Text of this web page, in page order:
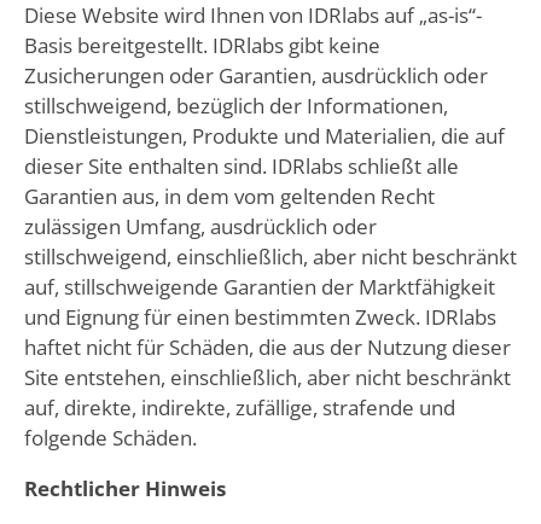
Diese Website wird Ihnen von IDRlabs auf „as-is“-
Basis bereitgestellt. IDRlabs gibt keine
Zusicherungen oder Garantien, ausdrücklich oder
stillschweigend, bezüglich der Informationen,
Dienstleistungen, Produkte und Materialien, die auf
dieser Site enthalten sind. IDRlabs schließt alle
Garantien aus, in dem vom geltenden Recht
zulässigen Umfang, ausdrücklich oder
stillschweigend, einschließlich, aber nicht beschränkt
auf, stillschweigende Garantien der Marktfähigkeit
und Eignung für einen bestimmten Zweck. IDRlabs
haftet nicht für Schäden, die aus der Nutzung dieser
Site entstehen, einschließlich, aber nicht beschränkt
auf, direkte, indirekte, zufällige, strafende und
folgende Schäden.
Rechtlicher Hinweis